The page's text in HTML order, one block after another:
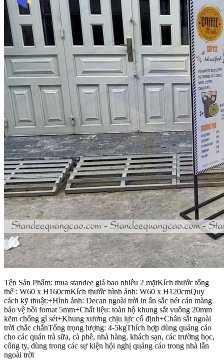
Tên Sản Phẩm: mua standee giá bao nhiêu 2 mặtKích thước tổng
thể : W60 x H160cmKích thước hình ảnh: W60 x H120cmQuy
cách kỹ thuật:+Hình ảnh: Decan ngoài trời in ấn sắc nét cán màng
bảo vệ bồi fomat 5mm+Chất liệu: toàn bộ khung sắt vuông 20mm
kẽm chống gỉ sét+Khung xương chịu lực cố định+Chân sắt ngoài
trời chắc chắnTổng trọng lượng: 4-5kgThích hợp dùng quảng cáo
cho các quán trà sữa, cà phê, nhà hàng, khách sạn, các trường học,
công ty, dùng trong các sự kiện hội nghị quảng cáo trong nhà lẫn
ngoài trời